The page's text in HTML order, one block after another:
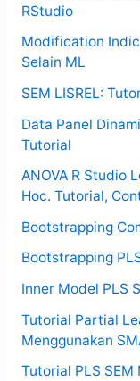
RStudio
Modification
Selain ML
SEM LISREL:
Data Panel
Tutorial
ANOVA R Studio
Hoc. Tutorial,
Bootstrapping
Bootstrapping
Inner Model PLS
Tutorial Partial
Menggunakan
Tutorial PLS SEM